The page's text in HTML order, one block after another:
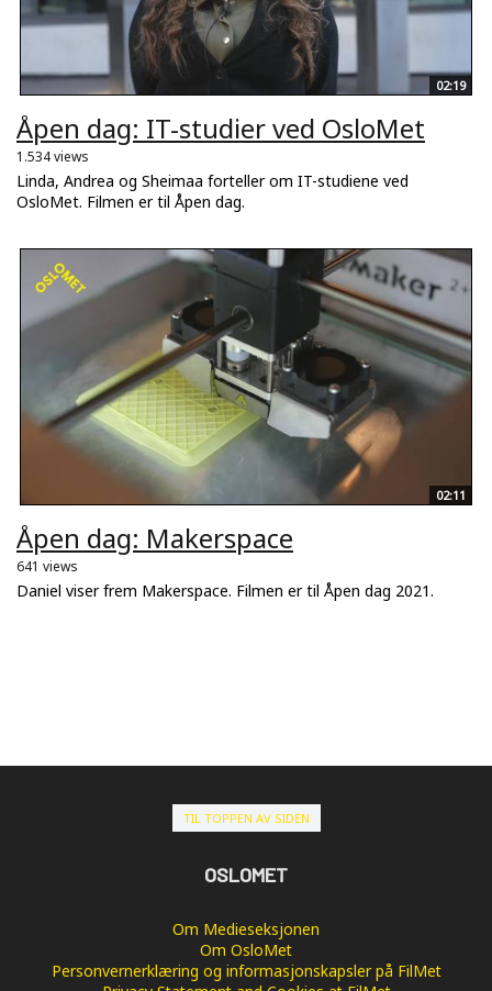
02:19
Åpen dag: IT-studier ved OsloMet
1.534 views
Linda, Andrea og Sheimaa forteller om IT-studiene ved
OsloMet. Filmen er til Åpen dag.
02:11
Åpen dag: Makerspace
641 views
Daniel viser frem Makerspace. Filmen er til Åpen dag 2021.
TIL TOPPEN AV SIDEN
OSLOMET
Om Medieseksjonen
Om OsloMet
Personvernerklæring og informasjonskapsler på FilMet